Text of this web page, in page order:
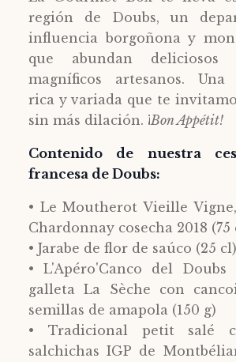
región de Doubs, un
influencia borgoñona y
que abundan deliciosos
magníficos artesanos. Una
rica y variada que te
sin más dilación. ¡Bon Appétit!
Contenido de nuestra
francesa de Doubs:
• Le Moutherot Vieille
Chardonnay cosecha 2018 (75
• Jarabe de flor de saúco (25 cl)
• L'Apéro'Canco del
galleta La Sèche con
semillas de amapola (150 g)
• Tradicional petit salé
salchichas IGP de